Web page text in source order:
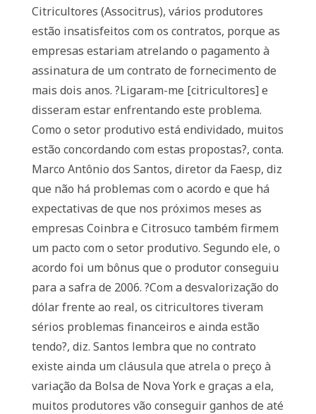
Citricultores (Associtrus), vários produtores
estão insatisfeitos com os contratos, porque as
empresas estariam atrelando o pagamento à
assinatura de um contrato de fornecimento de
mais dois anos. ?Ligaram-me [citricultores] e
disseram estar enfrentando este problema.
Como o setor produtivo está endividado, muitos
estão concordando com estas propostas?, conta.
Marco Antônio dos Santos, diretor da Faesp, diz
que não há problemas com o acordo e que há
expectativas de que nos próximos meses as
empresas Coinbra e Citrosuco também firmem
um pacto com o setor produtivo. Segundo ele, o
acordo foi um bônus que o produtor conseguiu
para a safra de 2006. ?Com a desvalorização do
dólar frente ao real, os citricultores tiveram
sérios problemas financeiros e ainda estão
tendo?, diz. Santos lembra que no contrato
existe ainda um cláusula que atrela o preço à
variação da Bolsa de Nova York e graças a ela,
muitos produtores vão conseguir ganhos de até